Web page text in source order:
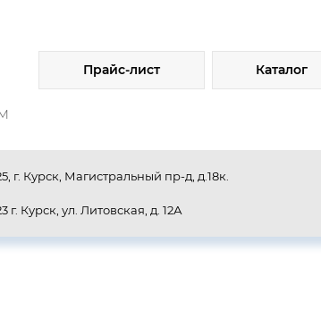
Прайс-лист Каталог
г. Курск, Магистральный пр-д, д.18к.
г. Курск, ул. Литовская, д. 12А